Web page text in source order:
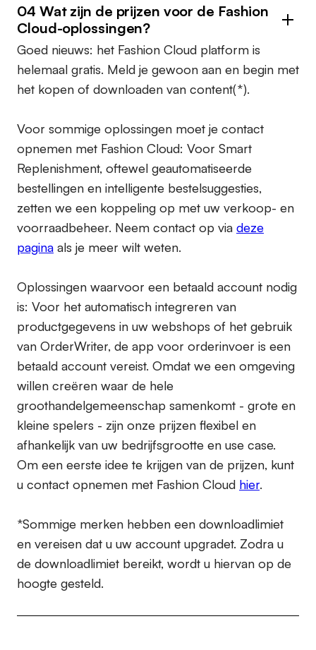
04 Wat zijn de prijzen voor de Fashion
Cloud-oplossingen?
Goed nieuws: het Fashion Cloud platform is
helemaal gratis. Meld je gewoon aan en begin met
het kopen of downloaden van content(*).
Voor sommige oplossingen moet je contact
opnemen met Fashion Cloud: Voor Smart
Replenishment, oftewel geautomatiseerde
bestellingen en intelligente bestelsuggesties,
zetten we een koppeling op met uw verkoop- en
voorraadbeheer. Neem contact op via deze
pagina als je meer wilt weten.
Oplossingen waarvoor een betaald account nodig
is: Voor het automatisch integreren van
productgegevens in uw webshops of het gebruik
van OrderWriter, de app voor orderinvoer is een
betaald account vereist. Omdat we een omgeving
willen creëren waar de hele
groothandelgemeenschap samenkomt - grote en
kleine spelers - zijn onze prijzen flexibel en
afhankelijk van uw bedrijfsgrootte en use case.
Om een eerste idee te krijgen van de prijzen, kunt
u contact opnemen met Fashion Cloud hier.
*Sommige merken hebben een downloadlimiet
en vereisen dat u uw account upgradet. Zodra u
de downloadlimiet bereikt, wordt u hiervan op de
hoogte gesteld.